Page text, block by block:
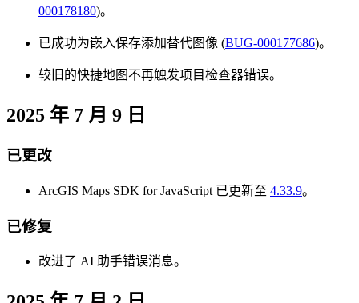
000178180)。
已成功为嵌入保存添加替代图像 (BUG-000177686)。
较旧的快捷地图不再触发项目检查器错误。
2025 年 7 月 9 日
已更改
ArcGIS Maps SDK for JavaScript 已更新至 4.33.9。
已修复
改进了 AI 助手错误消息。